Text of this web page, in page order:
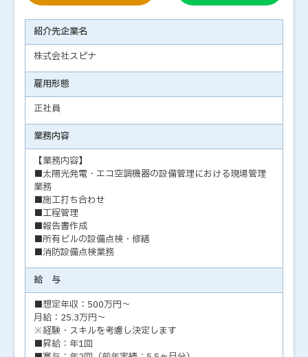
紹介先企業名
株式会社スピナ
雇用形態
正社員
業務内容
【業務内容】
■太陽光発電・エコ空調機器の設備管理における現場管理
業務
■施工打ち合わせ
■工程管理
■報告書作成
■所有ビルの設備点検・修繕
■消防設備点検業務
給 与
■想定年収：500万円～
月給：25.3万円～
※経験・スキルを考慮し決定します
■昇給：年1回